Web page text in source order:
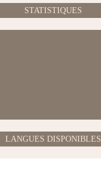
STATISTIQUES
LANGUES DISPONIBLES